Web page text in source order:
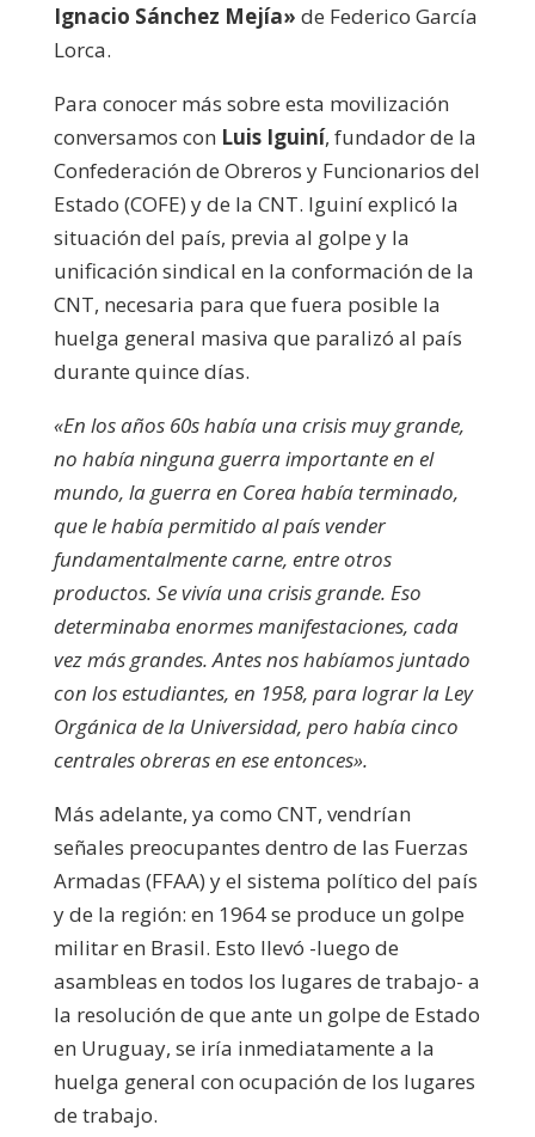
Ignacio Sánchez Mejía» de Federico García
Lorca.
Para conocer más sobre esta movilización
conversamos con Luis Iguiní, fundador de la
Confederación de Obreros y Funcionarios del
Estado (COFE) y de la CNT. Iguiní explicó la
situación del país, previa al golpe y la
unificación sindical en la conformación de la
CNT, necesaria para que fuera posible la
huelga general masiva que paralizó al país
durante quince días.
«En los años 60s había una crisis muy grande,
no había ninguna guerra importante en el
mundo, la guerra en Corea había terminado,
que le había permitido al país vender
fundamentalmente carne, entre otros
productos. Se vivía una crisis grande. Eso
determinaba enormes manifestaciones, cada
vez más grandes. Antes nos habíamos juntado
con los estudiantes, en 1958, para lograr la Ley
Orgánica de la Universidad, pero había cinco
centrales obreras en ese entonces».
Más adelante, ya como CNT, vendrían
señales preocupantes dentro de las Fuerzas
Armadas (FFAA) y el sistema político del país
y de la región: en 1964 se produce un golpe
militar en Brasil. Esto llevó -luego de
asambleas en todos los lugares de trabajo- a
la resolución de que ante un golpe de Estado
en Uruguay, se iría inmediatamente a la
huelga general con ocupación de los lugares
de trabajo.